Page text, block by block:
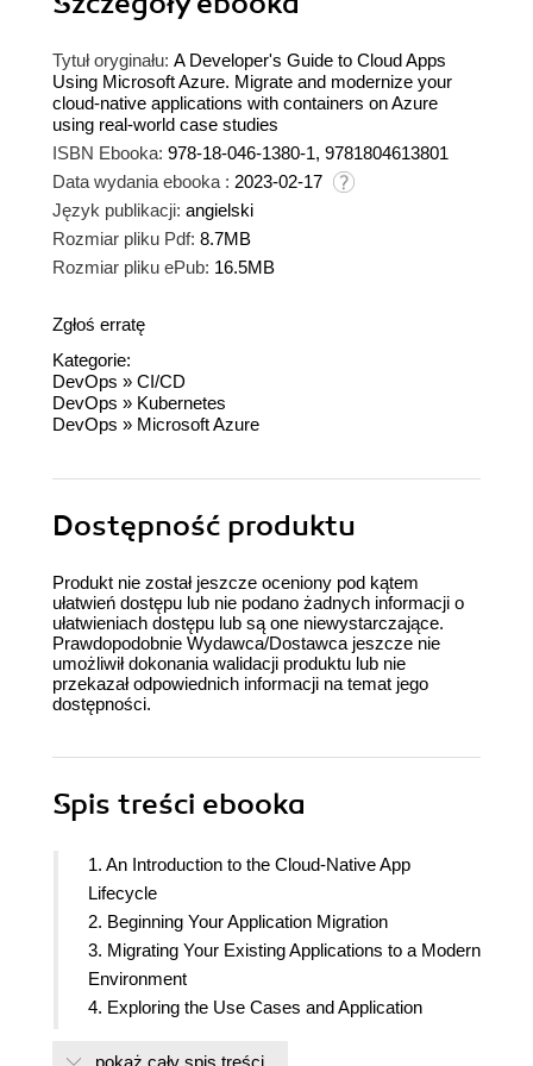
Tytuł oryginału: A Developer's Guide to Cloud Apps
Using Microsoft Azure. Migrate and modernize your
cloud-native applications with containers on Azure
using real-world case studies
ISBN Ebooka: 978-18-046-1380-1, 9781804613801
Data wydania ebooka : 2023-02-17
Język publikacji: angielski
Rozmiar pliku Pdf: 8.7MB
Rozmiar pliku ePub: 16.5MB
Zgłoś erratę
Kategorie:
DevOps » CI/CD
DevOps » Kubernetes
DevOps » Microsoft Azure
Dostępność produktu
Produkt nie został jeszcze oceniony pod kątem
ułatwień dostępu lub nie podano żadnych informacji o
ułatwieniach dostępu lub są one niewystarczające.
Prawdopodobnie Wydawca/Dostawca jeszcze nie
umożliwił dokonania walidacji produktu lub nie
przekazał odpowiednich informacji na temat jego
dostępności.
Spis treści ebooka
1. An Introduction to the Cloud-Native App
Lifecycle
2. Beginning Your Application Migration
3. Migrating Your Existing Applications to a Modern
Environment
4. Exploring the Use Cases and Application